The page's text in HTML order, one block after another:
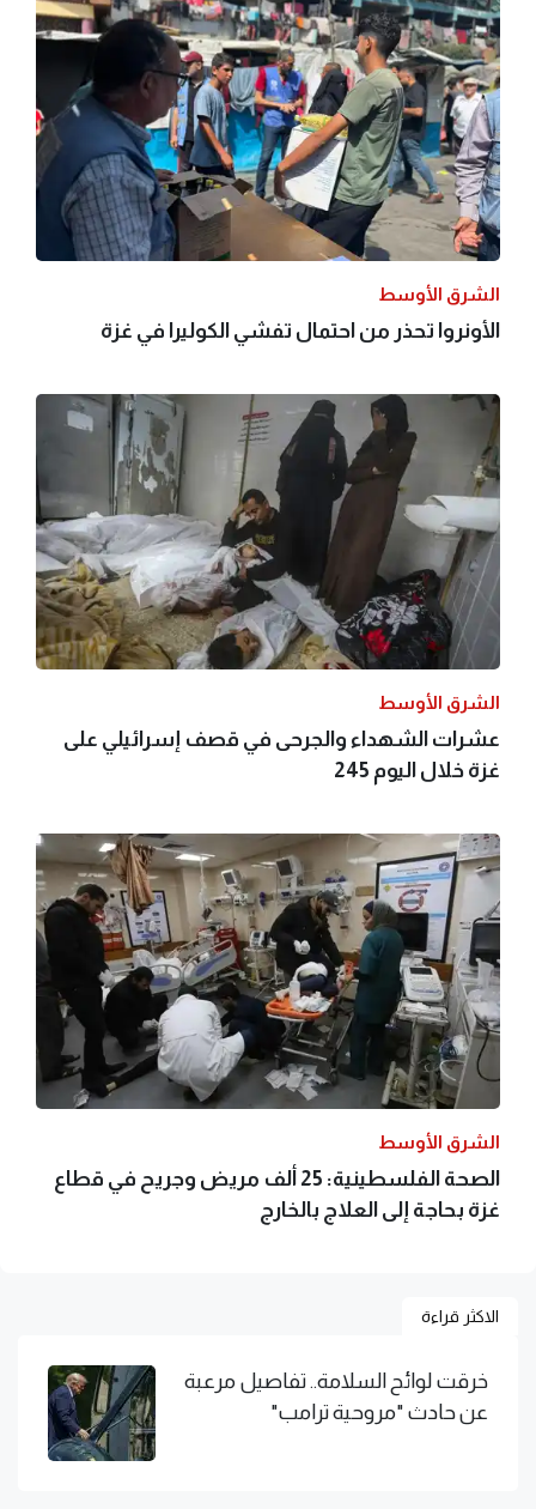
الشرق الأوسط
الأونروا تحذر من احتمال تفشي الكوليرا في غزة
الشرق الأوسط
عشرات الشهداء والجرحى في قصف إسرائيلي على
غزة خلال اليوم 245
الشرق الأوسط
الصحة الفلسطينية: 25 ألف مريض وجريح في قطاع
غزة بحاجة إلى العلاج بالخارج
الاكثر قراءة
خرقت لوائح السلامة.. تفاصيل مرعبة
عن حادث "مروحية ترامب"